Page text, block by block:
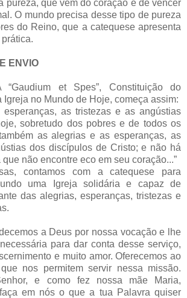
pureza, que vem do coração e de vencer
O mundo precisa desse tipo de pureza
do Reino, que a catequese apresenta
ENVIO
“Gaudium et Spes”, Constituição do
Igreja no Mundo de Hoje, começa assim:
as tristezas e as angústias
sobretudo dos pobres e de todos os
as alegrias e as esperanças, as
dos discípulos de Cristo; e não há
não encontre eco em seu coração...”
contamos com a catequese para
uma Igreja solidária e capaz de
das alegrias, esperanças, tristezas e
a Deus por nossa vocação e lhe
para dar conta desse serviço,
e muito amor. Oferecemos ao
nos permitem servir nessa missão.
e como fez nossa mãe Maria,
em nós o que a tua Palavra quiser